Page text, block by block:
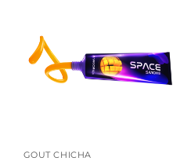
GOUT CHICHA